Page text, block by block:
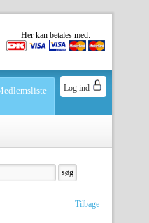
Her kan betales med:
Log ind
Tilbage